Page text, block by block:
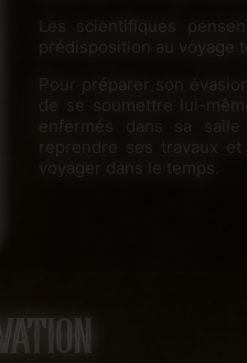
Les scientifiques
prédisposition au voyage
Pour préparer son
de se soumettre lui-
enfermés dans sa
reprendre ses travaux
voyager dans le temps.
Durée : 60 minutes
Taux de réussite : 45 %